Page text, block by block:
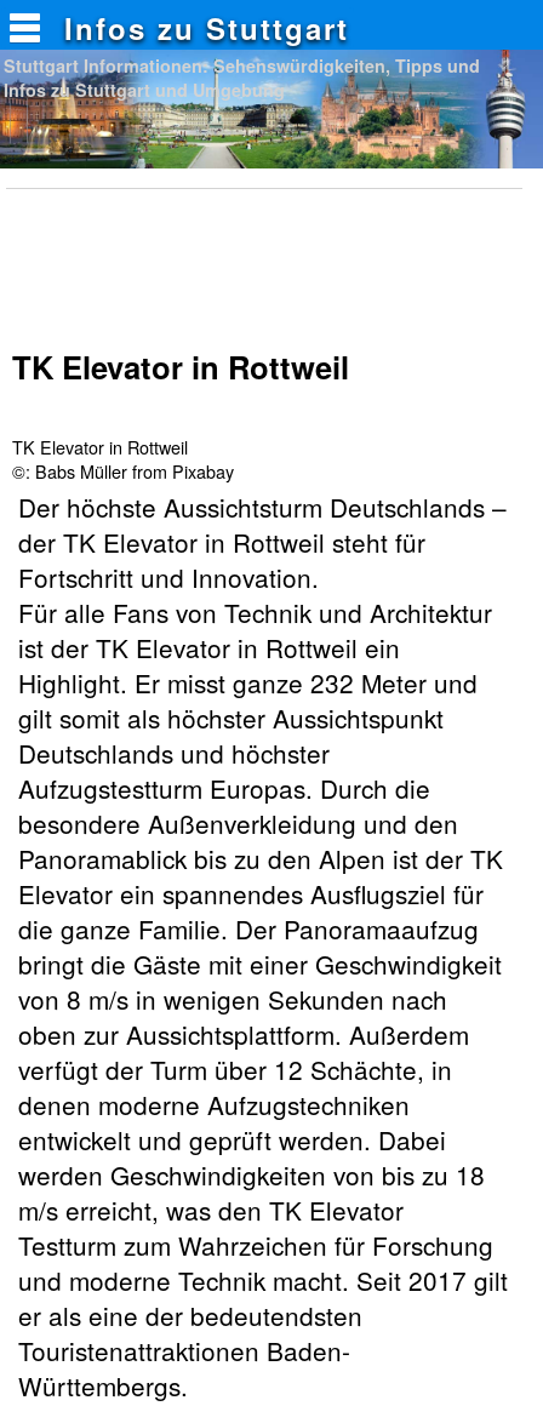
Infos zu Stuttgart
Stuttgart Informationen: Sehenswürdigkeiten, Tipps und
Infos zu Stuttgart und Umgebung
TK Elevator in Rottweil
TK Elevator in Rottweil
©: Babs Müller from Pixabay
Der höchste Aussichtsturm Deutschlands –
der TK Elevator in Rottweil steht für
Fortschritt und Innovation.
Für alle Fans von Technik und Architektur
ist der TK Elevator in Rottweil ein
Highlight. Er misst ganze 232 Meter und
gilt somit als höchster Aussichtspunkt
Deutschlands und höchster
Aufzugstestturm Europas. Durch die
besondere Außenverkleidung und den
Panoramablick bis zu den Alpen ist der TK
Elevator ein spannendes Ausflugsziel für
die ganze Familie. Der Panoramaaufzug
bringt die Gäste mit einer Geschwindigkeit
von 8 m/s in wenigen Sekunden nach
oben zur Aussichtsplattform. Außerdem
verfügt der Turm über 12 Schächte, in
denen moderne Aufzugstechniken
entwickelt und geprüft werden. Dabei
werden Geschwindigkeiten von bis zu 18
m/s erreicht, was den TK Elevator
Testturm zum Wahrzeichen für Forschung
und moderne Technik macht. Seit 2017 gilt
er als eine der bedeutendsten
Touristenattraktionen Baden-
Württembergs.